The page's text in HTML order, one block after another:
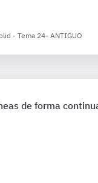
- Tema 24- ANTIGUO
de forma